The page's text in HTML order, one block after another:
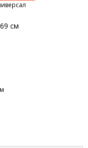
см